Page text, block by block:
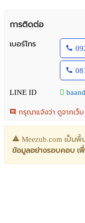
การติดต่อ
เบอร์โทร
LINE ID
กรุณาแจ้งว่า ดูจากเว็
Meezub.com เป็นพื้
ข้อมูลอย่างรอบคอบ เ